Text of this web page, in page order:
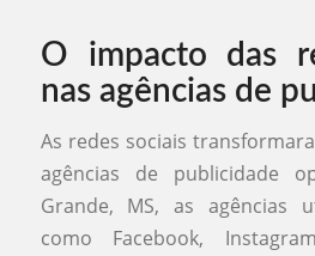
O impacto das
nas agências de
As redes sociais
agências de publicidade
Grande, MS, as agências
como Facebook,